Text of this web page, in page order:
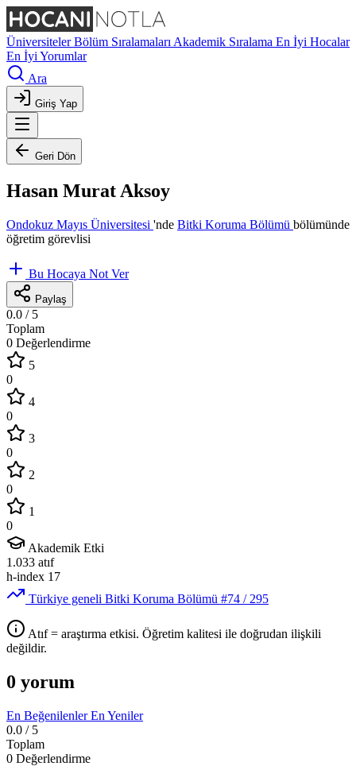
ÜniversitelerBölüm Sıralamaları Akademik Sıralama En İyi Hocalar
En İyi Yorumlar
Ara
Giriş Yap
Geri Dön
Hasan Murat Aksoy
Ondokuz Mayıs Üniversitesi 'nde Bitki Koruma Bölümü bölümünde
öğretim görevlisi
Bu Hocaya Not Ver
Paylaş
0.0 / 5
Toplam
0 Değerlendirme
5
0
4
0
3
0
2
0
1
0
Akademik Etki
1.033 atıf
h-index 17
Türkiye geneli Bitki Koruma Bölümü #74 / 295
Atıf = araştırma etkisi. Öğretim kalitesi ile doğrudan ilişkili
değildir.
0 yorum
En BeğenilenlerEn Yeniler
0.0 / 5
Toplam
0 Değerlendirme